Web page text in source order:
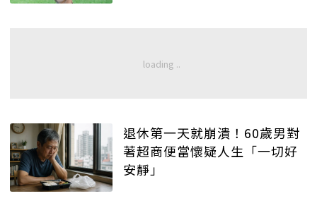
退休第一天就崩潰！60歲男對
著超商便當懷疑人生「一切好
安靜」